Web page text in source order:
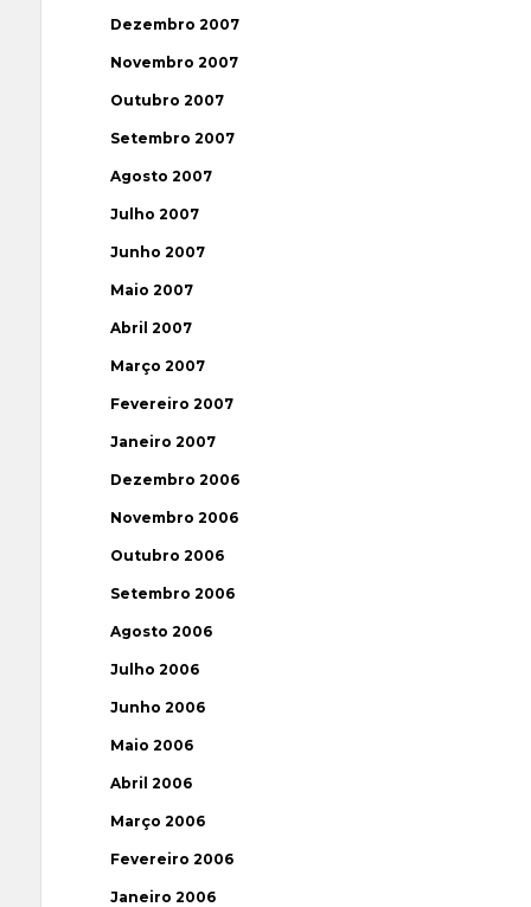
Dezembro 2007
Novembro 2007
Outubro 2007
Setembro 2007
Agosto 2007
Julho 2007
Junho 2007
Maio 2007
Abril 2007
Março 2007
Fevereiro 2007
Janeiro 2007
Dezembro 2006
Novembro 2006
Outubro 2006
Setembro 2006
Agosto 2006
Julho 2006
Junho 2006
Maio 2006
Abril 2006
Março 2006
Fevereiro 2006
Janeiro 2006